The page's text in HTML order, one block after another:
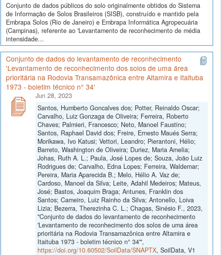
Conjunto de dados públicos do solo originalmente obtidos do Sistema
de Informação de Solos Brasileiros (SISB), construído e mantido pela
Embrapa Solos (Rio de Janeiro) e Embrapa Informática Agropecuária
(Campinas), referente ao 'Levantamento de reconhecimento de média
intensidade...
Conjunto de dados do levantamento de reconhecimento
'Levantamento de reconhecimento dos solos de uma área
prioritária na Rodovia Transamazônica entre Altamira e Itaituba
1973 - boletim técnico n° 34'
Jun 28, 2023
Santos, Humberto Goncalves dos; Potter, Reinaldo Oscar;
Carvalho, Luiz Gonzaga de Oliveira; Ferreira, Roberto
Chaves; Palmieri, Francesco; Neto, Manoel Faustino;
Santos, Raphael David dos; Freire, Ernesto Maués Serra;
Morikawa, Ivo Katusi; Vettori, Leandro; Pierantoni, Hélio;
Barreto, Washington de Oliveira; Duriez, Maria Amelia;
Johas, Ruth A. L.; Paula, José Lopes de; Souza, Joäo Luiz
Rodrigues de; Carvalho, Edna Lopes; Ferreira, Waldemar;
Pereira, Maria Aparecida B.; Melo, Hélio A. Vaz de;
Cardoso, Manoel da Silva; Leite, Adahil Medeiros; Mateus,
José; Bastos, Joaquim Braga; Antunes, Franklin dos
Santos; Cameiro, Luiz Rainho da Silva; Antonello, Loiva
Lizia; Bezerra, Therezinha C. L.; Chagas, Sinésio F., 2023,
"Conjunto de dados do levantamento de reconhecimento
'Levantamento de reconhecimento dos solos de uma área
prioritária na Rodovia Transamazônica entre Altamira e
Itaituba 1973 - boletim técnico n° 34'",
https://doi.org/10.60502/SoilData/SNAPTX, SoilData, V1